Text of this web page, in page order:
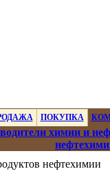
ПОКУПКА
химии и
нефтехимии